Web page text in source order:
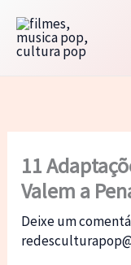
para
11
Valem a
Deixe um